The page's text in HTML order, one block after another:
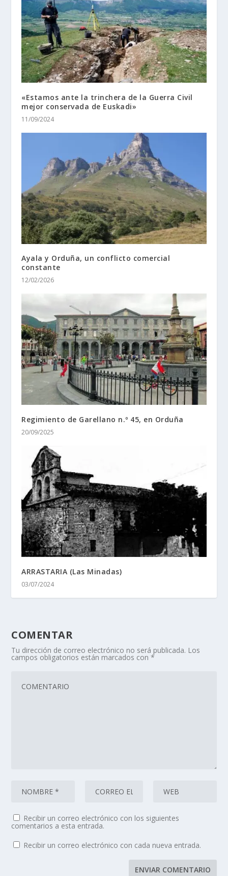
«Estamos ante la trinchera de la Guerra Civil
mejor conservada de Euskadi»
11/09/2024
Ayala y Orduña, un conflicto comercial
constante
12/02/2026
Regimiento de Garellano n.º 45, en Orduña
20/09/2025
ARRASTARIA (Las Minadas)
03/07/2024
COMENTAR
Tu dirección de correo electrónico no será publicada. Los
campos obligatorios están marcados con*
Recibir un correo electrónico con los siguientes
comentarios a esta entrada.
Recibir un correo electrónico con cada nueva entrada.